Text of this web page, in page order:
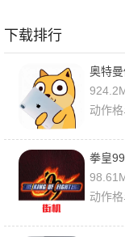
下载排行
奥特
动作格
拳皇
动作格